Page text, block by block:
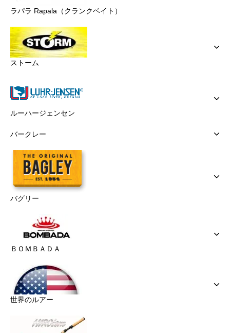
ラパラ Rapala（クランクベイト）
ストーム
ルーハージェンセン
バークレー
バグリー
ＢＯＭＢＡＤＡ
世界のルアー